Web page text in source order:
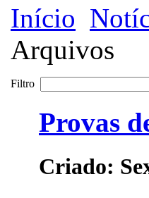
Início
Arquivos
Filtro
Provas
Criado: